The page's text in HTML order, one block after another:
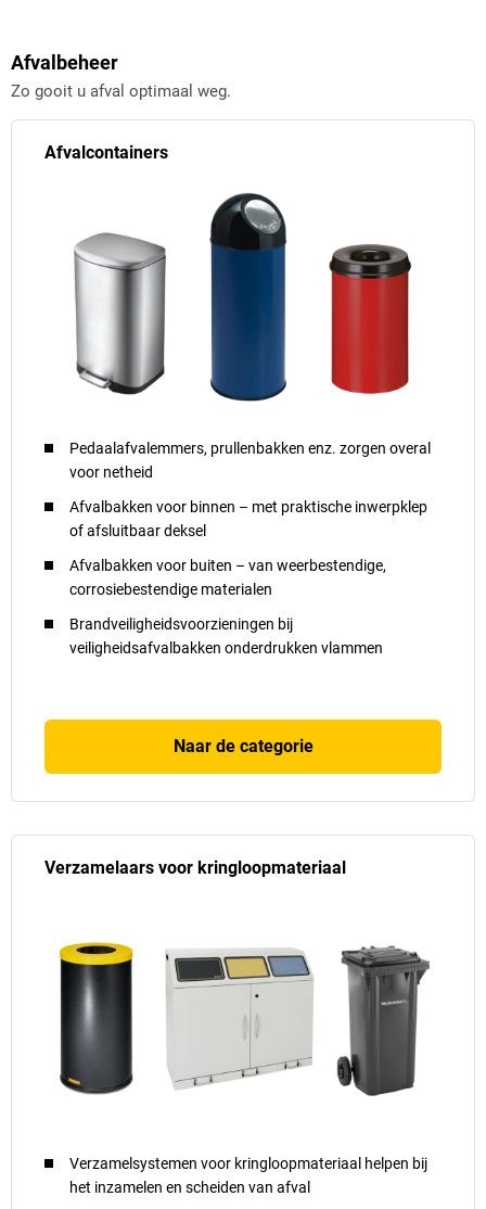
Afvalbeheer
Zo gooit u afval optimaal weg.
Afvalcontainers
Pedaalafvalemmers, prullenbakken enz. zorgen overal
voor netheid
Afvalbakken voor binnen – met praktische inwerpklep
of afsluitbaar deksel
Afvalbakken voor buiten – van weerbestendige,
corrosiebestendige materialen
Brandveiligheidsvoorzieningen bij
veiligheidsafvalbakken onderdrukken vlammen
Naar de categorie
Verzamelaars voor kringloopmateriaal
Verzamelsystemen voor kringloopmateriaal helpen bij
het inzamelen en scheiden van afval